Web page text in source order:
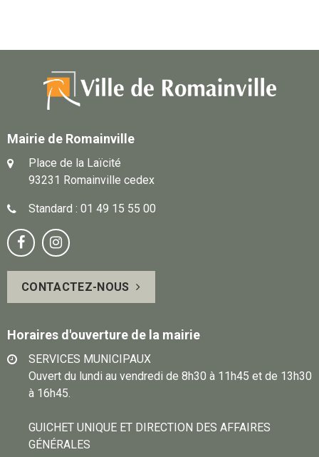
Mairie de Romainville
Place de la Laïcité
93231 Romainville cedex
Standard : 01 49 15 55 00
Notre
page
Facebook
Suivez-
vous
sur
CONTACTEZ-NOUS
Horaires d'ouverture de la mairie
SERVICES MUNICIPAUX
Ouvert du lundi au vendredi de 8h30 à 11h45 et de 13h30
à 16h45.
GUICHET UNIQUE ET DIRECTION DES AFFAIRES
GÉNÉRALES